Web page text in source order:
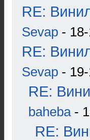
RE:
Sevap -
RE:
Sevap -
RE:
baheba-
RE: